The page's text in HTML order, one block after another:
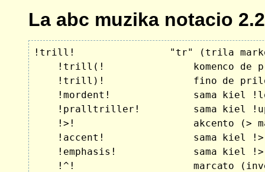
La abc muzika notacio
!trill!                "tr" (trila
!trill(!               komenco de
!trill)!               fino de
!mordent!              sama kiel
!pralltriller!         sama kiel
!>!                    akcento (>
!accent!               sama kiel
!emphasis!             sama kiel
!^!                    marcato